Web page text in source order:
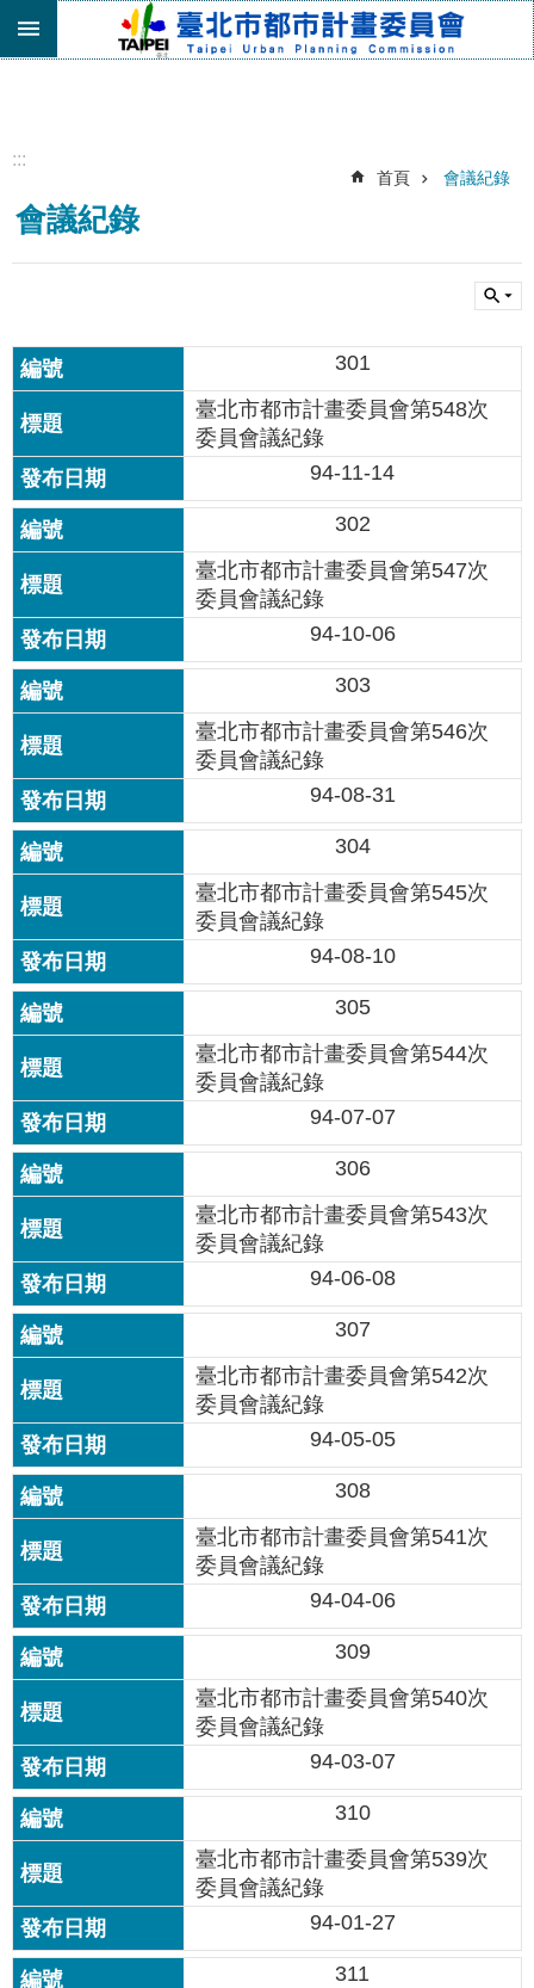
跳到主要內容區塊
關
介
紹
計
畫
委
員
會
專
區
土
計
畫
審
議
專
區
服
務
園
地
網
站
寶
箱
網
站
導
覽
回
首
頁
English
陳
情
系
統
常
見
問
答
雙
語
詞
彙
台
北
通
臺
北
市
政
府
:::
首頁 會議紀錄
會議紀錄
301
臺北市都市計畫委員會第548次
委員會議紀錄
94-11-14
302
臺北市都市計畫委員會第547次
委員會議紀錄
94-10-06
303
臺北市都市計畫委員會第546次
委員會議紀錄
94-08-31
304
臺北市都市計畫委員會第545次
委員會議紀錄
94-08-10
305
臺北市都市計畫委員會第544次
委員會議紀錄
94-07-07
306
臺北市都市計畫委員會第543次
委員會議紀錄
94-06-08
307
臺北市都市計畫委員會第542次
委員會議紀錄
94-05-05
308
臺北市都市計畫委員會第541次
委員會議紀錄
94-04-06
309
臺北市都市計畫委員會第540次
委員會議紀錄
94-03-07
310
臺北市都市計畫委員會第539次
委員會議紀錄
94-01-27
311